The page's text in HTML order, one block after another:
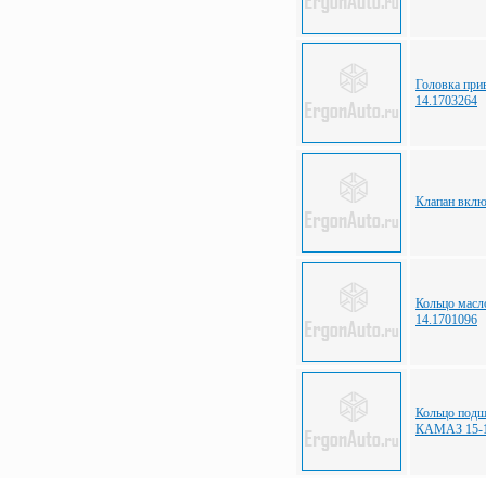
Головка
14.1703264
Клапан
Кольцо
14.1701096
Кольцо
КАМАЗ 15-